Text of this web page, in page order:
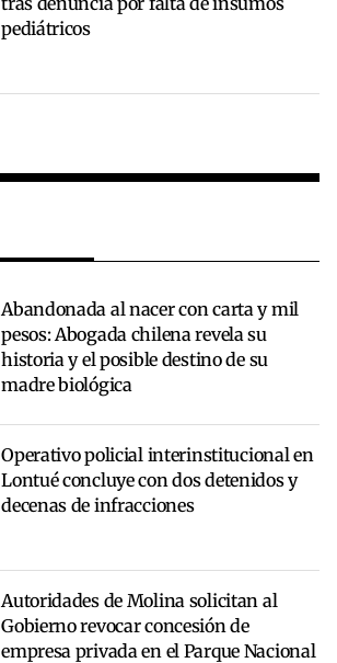
pediátricos
Abandonada al nacer con carta y mil
pesos: Abogada chilena revela su
historia y el posible destino de su
madre biológica
Operativo policial interinstitucional en
Lontué concluye con dos detenidos y
decenas de infracciones
Autoridades de Molina solicitan al
Gobierno revocar concesión de
empresa privada en el Parque Nacional